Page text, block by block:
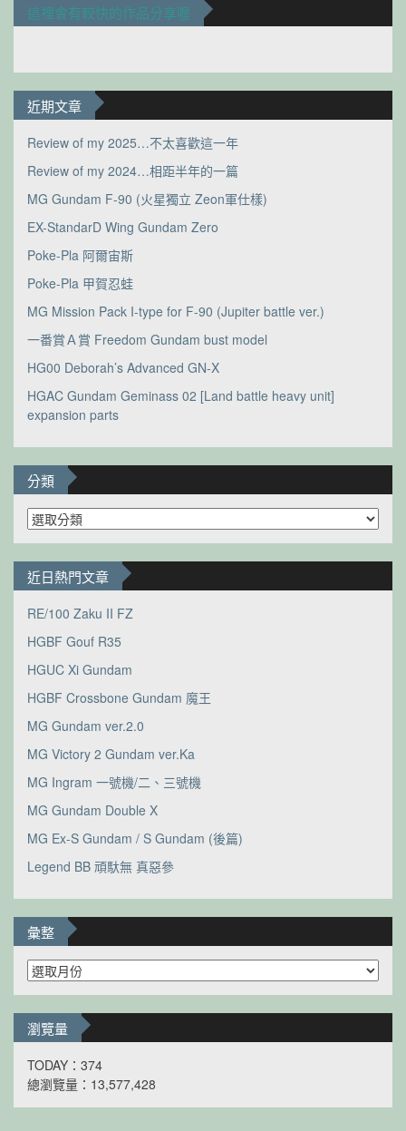
這裡會有較快的作品分享喔
近期文章
Review of my 2025…不太喜歡這一年
Review of my 2024…相距半年的一篇
MG Gundam F-90 (火星獨立 Zeon軍仕樣)
EX-StandarD Wing Gundam Zero
Poke-Pla 阿爾宙斯
Poke-Pla 甲賀忍蛙
MG Mission Pack I-type for F-90 (Jupiter battle ver.)
一番賞Ａ賞 Freedom Gundam bust model
HG00 Deborah’s Advanced GN-X
HGAC Gundam Geminass 02 [Land battle heavy unit]
expansion parts
分類
分
類
近日熱門文章
RE/100 Zaku II FZ
HGBF Gouf R35
HGUC Xi Gundam
HGBF Crossbone Gundam 魔王
MG Gundam ver.2.0
MG Victory 2 Gundam ver.Ka
MG Ingram 一號機/二、三號機
MG Gundam Double X
MG Ex-S Gundam / S Gundam (後篇)
Legend BB 頑馱無 真惡參
彙整
彙
整
瀏覽量
TODAY：374
總瀏覽量：13,577,428